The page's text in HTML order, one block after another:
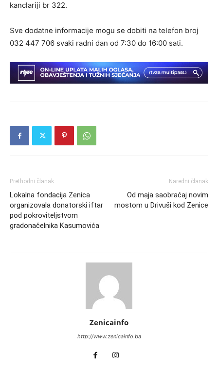
kanclariji br 322.
Sve dodatne informacije mogu se dobiti na telefon broj
032 447 706 svaki radni dan od 7:30 do 16:00 sati.
Prethodni članak
Lokalna fondacija Zenica
organizovala donatorski iftar
pod pokroviteljstvom
gradonačelnika Kasumovića
Naredni članak
Od maja saobraćaj novim
mostom u Drivuši kod Zenice
Zenicainfo
http://www.zenicainfo.ba